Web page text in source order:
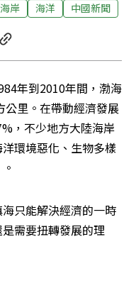
海岸 海洋 中國新聞
年到2010年間，渤海
公里。在帶動經濟發展
，不少地方大陸海岸
環境惡化、生物多樣
只能解決經濟的一時
需要扭轉發展的理